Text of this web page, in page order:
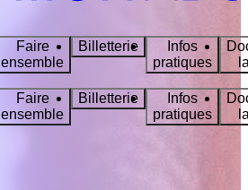
Faire
ensemble
Billetterie
Infos
pratiques
Faire
ensemble
Billetterie
Infos
pratiques